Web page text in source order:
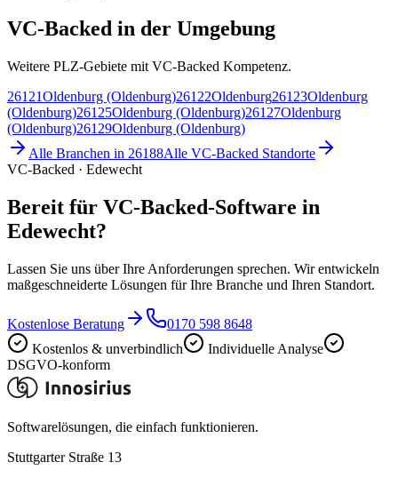
VC-Backed in der Umgebung
Weitere PLZ-Gebiete mit VC-Backed Kompetenz.
26121Oldenburg (Oldenburg)26122Oldenburg26123Oldenburg
(Oldenburg)26125Oldenburg (Oldenburg)26127Oldenburg
(Oldenburg)26129Oldenburg (Oldenburg)
Alle Branchen in 26188Alle VC-Backed Standorte
VC-Backed · Edewecht
Bereit für VC-Backed-Software in
Edewecht?
Lassen Sie uns über Ihre Anforderungen sprechen. Wir entwickeln
maßgeschneiderte Lösungen für Ihre Branche und Ihren Standort.
Kostenlose Beratung
0170 598 8648
Kostenlos & unverbindlich
Individuelle Analyse
DSGVO-konform
Softwarelösungen, die einfach funktionieren.
Stuttgarter Straße 13